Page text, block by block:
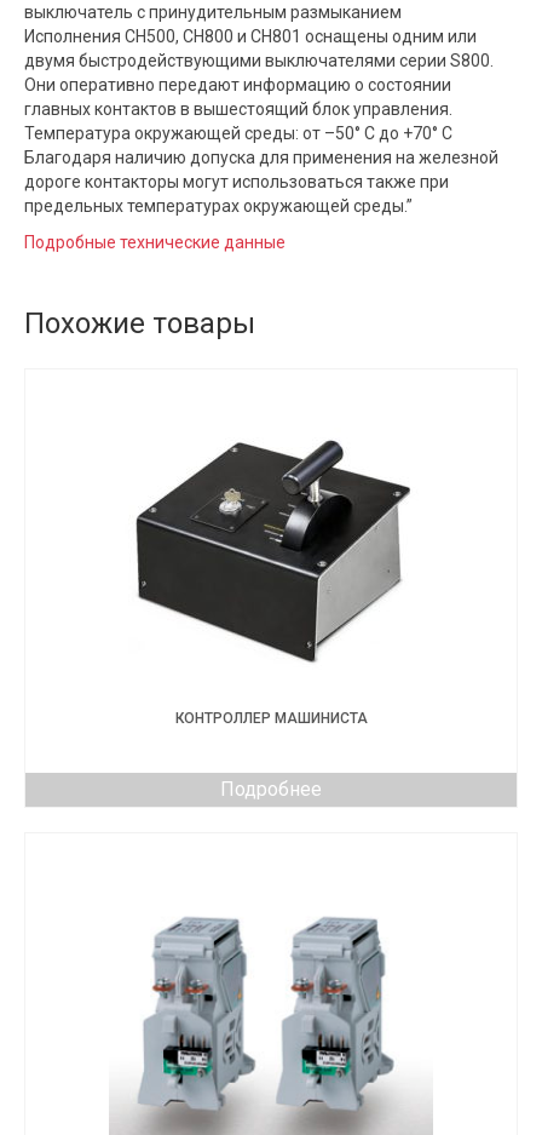
выключатель с принудительным размыканием
Исполнения CH500, CH800 и CH801 оснащены одним или
двумя быстродействующими выключателями серии S800.
Они оперативно передают информацию о состоянии
главных контактов в вышестоящий блок управления.
Температура окружающей среды: от –50° C до +70° C
Благодаря наличию допуска для применения на железной
дороге контакторы могут использоваться также при
предельных температурах окружающей среды.”
Подробные технические данные
Похожие товары
КОНТРОЛЛЕР МАШИНИСТА
Подробнее